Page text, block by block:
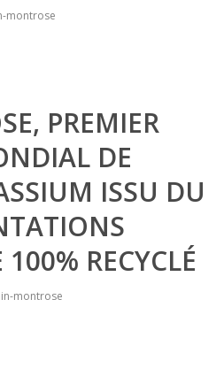
montrose
PREMIER
DE
ISSU DU
RECYCLÉ
montrose